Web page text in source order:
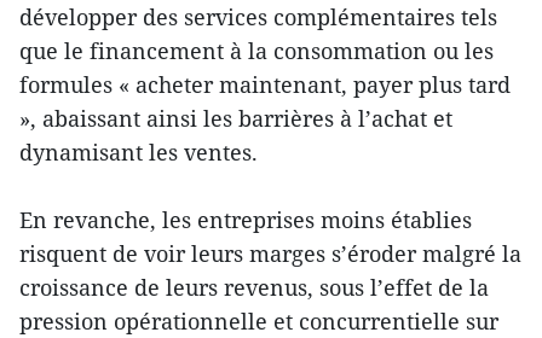
développer des services complémentaires tels
que le financement à la consommation ou les
formules « acheter maintenant, payer plus tard
», abaissant ainsi les barrières à l’achat et
dynamisant les ventes.
En revanche, les entreprises moins établies
risquent de voir leurs marges s’éroder malgré la
croissance de leurs revenus, sous l’effet de la
pression opérationnelle et concurrentielle sur